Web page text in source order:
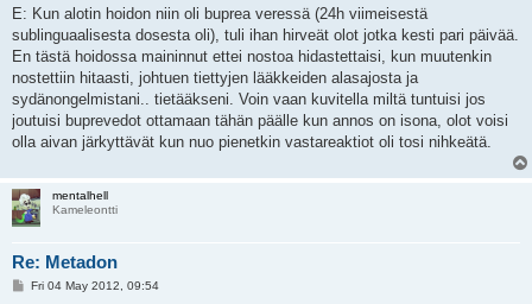
E: Kun alotin hoidon niin oli buprea veressä (24h viimeisestä
sublinguaalisesta dosesta oli), tuli ihan hirveät olot jotka kesti pari päivää.
En tästä hoidossa maininnut ettei nostoa hidastettaisi, kun muutenkin
nostettiin hitaasti, johtuen tiettyjen lääkkeiden alasajosta ja
sydänongelmistani.. tietääkseni. Voin vaan kuvitella miltä tuntuisi jos
joutuisi buprevedot ottamaan tähän päälle kun annos on isona, olot voisi
olla aivan järkyttävät kun nuo pienetkin vastareaktiot oli tosi nihkeätä.
mentalhell
Kameleontti
Re: Metadon
PFri 04 May 2012, 09:54